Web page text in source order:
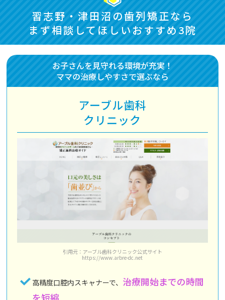
習志野・津田沼の歯列矯正なら
まず相談してほしいおすすめ3院
お子さんを見守れる環境が充実！
ママの治療しやすさで選ぶなら
アーブル歯科
クリニック
引用元：アーブル歯科クリニック公式サイト
https://www.arbre-dc.net
高精度口腔内スキャナーで、 治療開始までの時間
を短縮